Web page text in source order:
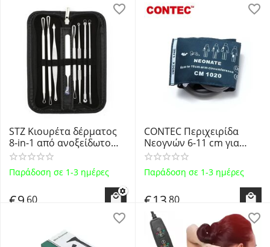
STZ Κιουρέτα δέρματος
8-in-1 από ανοξείδωτο
ατσάλι. Επαγγελματική
συλλογή 8 εργαλείων
αφαίρεσης στιγμάτων και
Παράδοση σε 1-3 ημέρες
€9 60
CONTEC Περιχειρίδα
Νεογνών 6-11 cm για
Πιεσόμετρα
PM50/ABPM50 - Neonate
Cuff for Blood Pressure
Παράδοση σε 1-3 ημέρες
€1380